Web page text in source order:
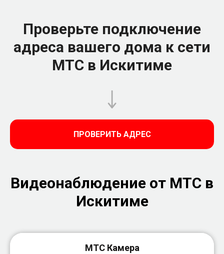
Проверьте подключение
адреса вашего дома к сети
МТС в Искитиме
ПРОВЕРИТЬ АДРЕС
Видеонаблюдение от МТС в
Искитиме
МТС Камера